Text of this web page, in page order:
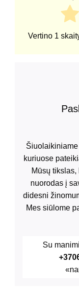
Vertino 1
kuriuose
Mūsų
nuorodas į
didesni
Mes siūlome
Su